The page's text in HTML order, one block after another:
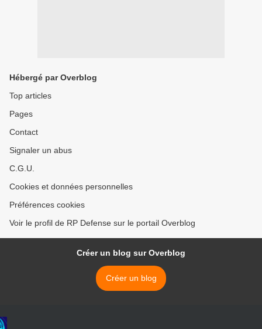
Hébergé par Overblog
Top articles
Pages
Contact
Signaler un abus
C.G.U.
Cookies et données personnelles
Préférences cookies
Voir le profil de RP Defense sur le portail Overblog
Créer un blog sur Overblog
Créer un blog